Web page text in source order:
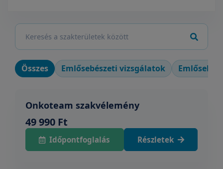
Összes Emlősebészeti vizsgálatok
Onkoteam szakvélemény
49 990 Ft
Időpontfoglalás Részletek